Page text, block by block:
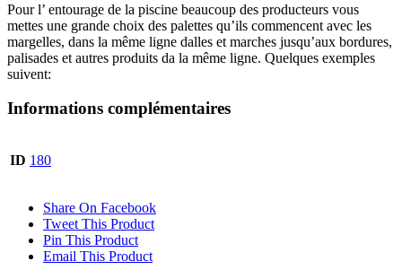
Pour l’ entourage de la piscine beaucoup des producteurs vous
mettes une grande choix des palettes qu’ils commencent avec les
margelles, dans la même ligne dalles et marches jusqu’aux bordures,
palisades et autres produits da la même ligne. Quelques exemples
suivent:
Informations complémentaires
ID 180
Share On Facebook
Tweet This Product
Pin This Product
Email This Product